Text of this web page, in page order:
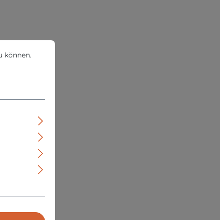
Mehr Informationen ...
können.